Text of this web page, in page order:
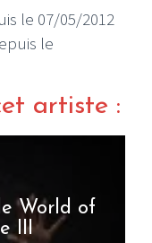
le 07/05/2012
le
artiste :
World of
III